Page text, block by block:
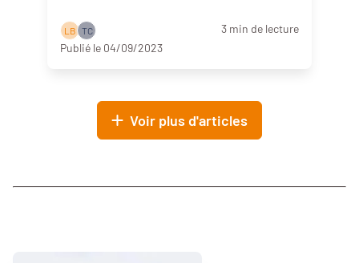
L B T C
3 min de lecture
Publié le 04/09/2023
Voir plus d'articles